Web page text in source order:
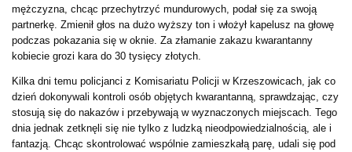
mężczyzna, chcąc przechytrzyć mundurowych, podał się za swoją
partnerkę. Zmienił głos na dużo wyższy ton i włożył kapelusz na głowę
podczas pokazania się w oknie. Za złamanie zakazu kwarantanny
kobiecie grozi kara do 30 tysięcy złotych.
Kilka dni temu policjanci z Komisariatu Policji w Krzeszowicach, jak co
dzień dokonywali kontroli osób objętych kwarantanną, sprawdzając, czy
stosują się do nakazów i przebywają w wyznaczonych miejscach. Tego
dnia jednak zetknęli się nie tylko z ludzką nieodpowiedzialnością, ale i
fantazją. Chcąc skontrolować wspólnie zamieszkałą parę, udali się pod